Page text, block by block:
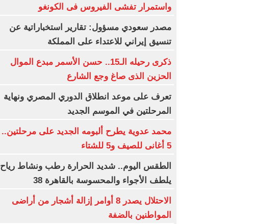
واستمرار تفشى الفيروس فى الكونغو
مصدر سعودي مسؤول: تقارير استخباراتية عن
تنسيق إيراني للاعتداء على المملكة
ذكرى رحيله الـ15.. حسن الأسمر مبدع الموال
الحزين الذى صاغ وجع الشارع
تعرف على موعد انطلاق الدوري المصري ونهاية
المرحلتين في الموسم الجديد
محمد عدوية يطرح ألبومه الجديد على مرحلتين..
5 أغانى للصيف و5 للشتاء
الطقس اليوم.. شديد الحرارة رطب ونشاط رياح
يلطف الأجواء والمحسوسة بالقاهرة 38
الاحتلال يصدر 8 أوامر إزالة أشجار من أراضى
المواطنين بالضفة